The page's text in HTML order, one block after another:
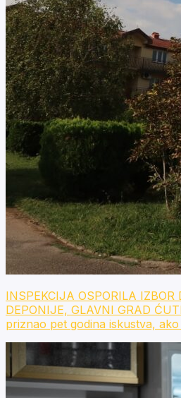
INSPEKCIJA OSPORILA IZBOR
DEPONIJE, GLAVNI GRAD
priznao pet godina iskustva,